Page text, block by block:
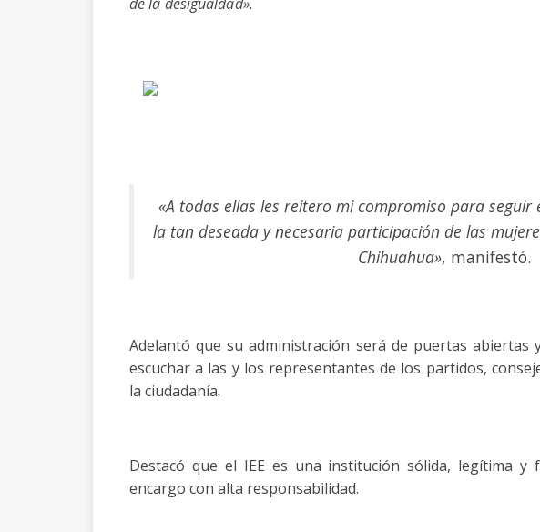
«A todas ellas les reitero mi compromiso para
la tan deseada y necesaria participación de las
Chihuahua», manifestó.
Adelantó que su administración será de puertas abiertas
escuchar a las y los representantes de los partidos,
la ciudadanía.
Destacó que el IEE es una institución sólida, legítima
encargo con alta responsabilidad.